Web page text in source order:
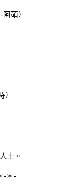
碩）
）
士。
-＊-